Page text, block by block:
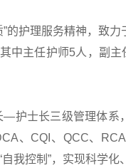
的护理服务精神，致
主任护师5人，副主
士长三级管理体系
、CQI、QCC、
我控制”，实现科学化